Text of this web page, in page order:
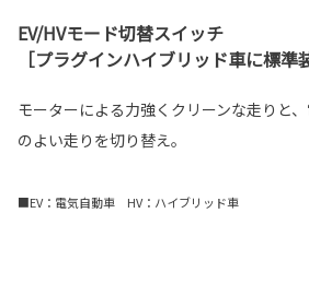
EV/HVモード切替スイッチ
［プラグインハイブリッド車に標準
モーターによる力強くクリーンな走りと
のよい走りを切り替え。
■EV：電気自動車 HV：ハイブリッド車